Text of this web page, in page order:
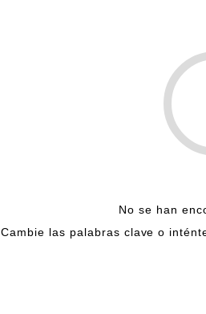
No se han
Cambie las palabras clave o